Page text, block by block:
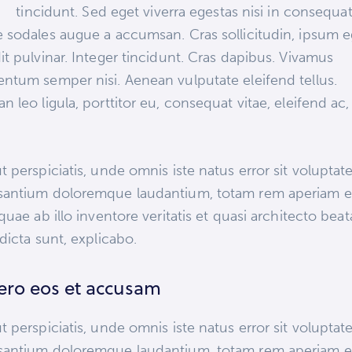
tincidunt. Sed eget viverra egestas nisi in
sodales augue a accumsan. Cras sollicitudin, ipsum
pulvinar. Integer tincidunt. Cras dapibus. Vivamus
semper nisi. Aenean vulputate eleifend tellus.
leo ligula, porttitor eu, consequat vitae, eleifend ac,
perspiciatis, unde omnis iste natus error sit
doloremque laudantium, totam rem aperiam
ab illo inventore veritatis et quasi architecto
sunt, explicabo.
eos et accusam
perspiciatis, unde omnis iste natus error sit